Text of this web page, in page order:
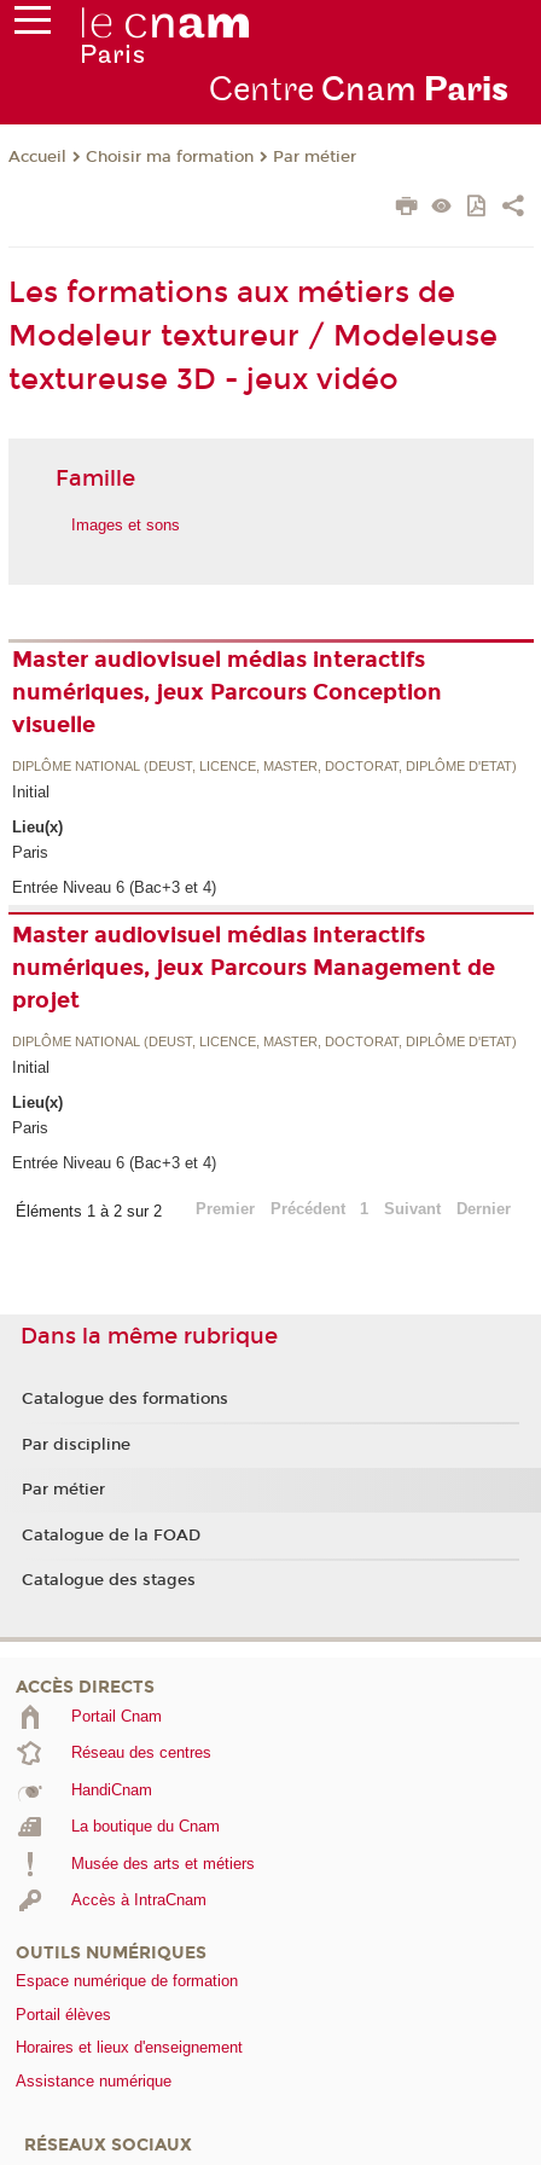
Centre Cnam Paris
Accueil Choisir ma formation Par métier
Les formations aux métiers de
Modeleur textureur / Modeleuse
textureuse 3D - jeux vidéo
Famille
Images et sons
Master audiovisuel médias interactifs
numériques, jeux Parcours Conception
visuelle
DIPLÔME NATIONAL (DEUST, LICENCE, MASTER, DOCTORAT, DIPLÔME D'ETAT)
Initial
Lieu(x)
Paris
Entrée Niveau 6 (Bac+3 et 4)
Master audiovisuel médias interactifs
numériques, jeux Parcours Management de
projet
DIPLÔME NATIONAL (DEUST, LICENCE, MASTER, DOCTORAT, DIPLÔME D'ETAT)
Initial
Lieu(x)
Paris
Entrée Niveau 6 (Bac+3 et 4)
Éléments 1 à 2 sur 2 Premier Précédent 1 Suivant Dernier
Dans la même rubrique
Catalogue des formations
Par discipline
Par métier
Catalogue de la FOAD
Catalogue des stages
ACCÈS DIRECTS
Portail Cnam
Réseau des centres
HandiCnam
La boutique du Cnam
Musée des arts et métiers
Accès à IntraCnam
OUTILS NUMÉRIQUES
Espace numérique de formation
Portail élèves
Horaires et lieux d'enseignement
Assistance numérique
RÉSEAUX SOCIAUX